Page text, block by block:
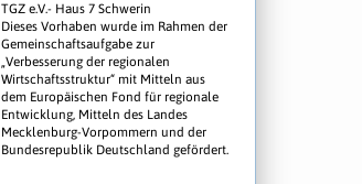
TGZ e.V.- Haus 7 Schwerin
Dieses Vorhaben wurde im Rahmen der
Gemeinschaftsaufgabe zur
„Verbesserung der regionalen
Wirtschaftsstruktur“ mit Mitteln aus
dem Europäischen Fond für regionale
Entwicklung, Mitteln des Landes
Mecklenburg-Vorpommern und der
Bundesrepublik Deutschland gefördert.